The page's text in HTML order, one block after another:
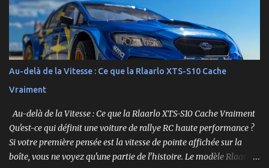
Ford Mustang RTR 2025 .
Au-delà de la Vitesse : Ce que la Rlaarlo XTS-S10 Cache
Vraiment
Au-delà de la Vitesse : Ce que la Rlaarlo XTS-S10 Cache Vraiment
Qu'est-ce qui définit une voiture de rallye RC haute performance ?
Si votre première pensée est la vitesse de pointe affichée sur la
boîte, vous ne voyez qu'une partie de l'histoire. Le modèle Rlaarlo